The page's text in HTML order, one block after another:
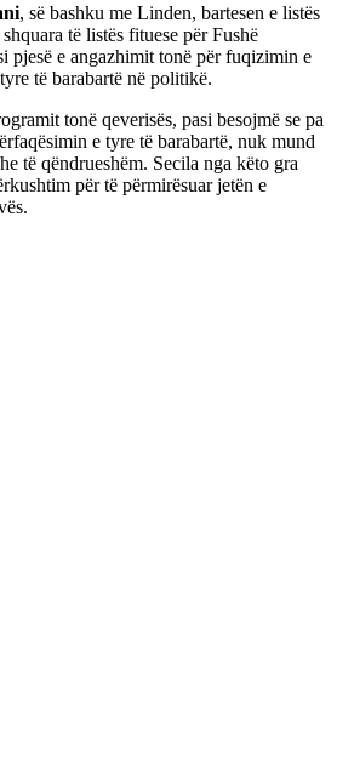
, së bashku me Linden, bartesen e listës
të listës fituese për Fushë
e angazhimit tonë për fuqizimin e
të barabartë në politikë.
tonë qeverisës, pasi besojmë se pa
e tyre të barabartë, nuk mund
të qëndrueshëm. Secila nga këto gra
për të përmirësuar jetën e